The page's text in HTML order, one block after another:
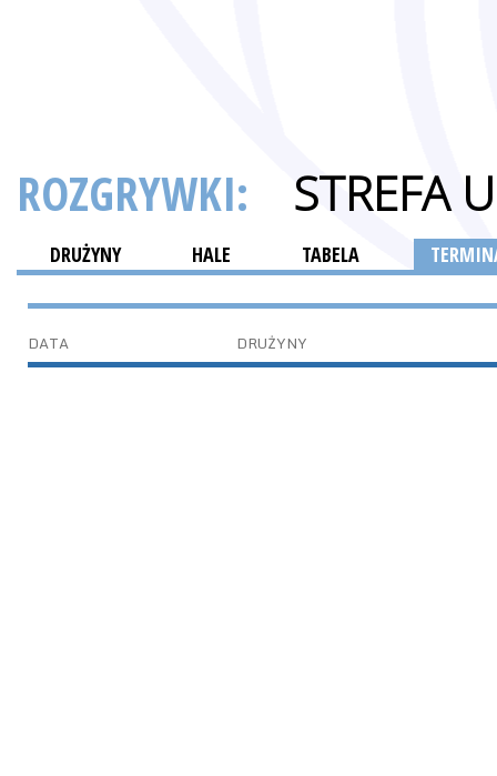
ROZGRYWKI: STREFA
DRUŻYNY HALE TABELA
DATA DRUŻYNY